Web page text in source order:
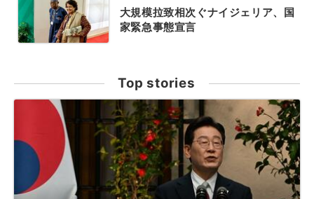
大規模拉致相次ぐナイジェリア、国
家緊急事態宣言
Top stories